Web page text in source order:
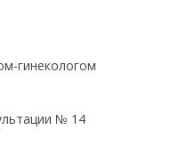
гинекологом
№ 14